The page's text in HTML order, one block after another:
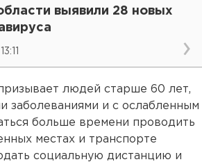
выявили 28 новых
людей старше 60 лет,
заболеваниями и с ослабленным
больше времени проводить
местах и транспорте
социальную дистанцию и